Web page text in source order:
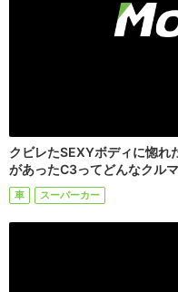
クビレたSEXYボディに惚れ
があったC3ってどんなクル
車 スーパーカー